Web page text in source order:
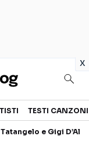
x
TESTI CANZONI
Tatangelo e Gigi